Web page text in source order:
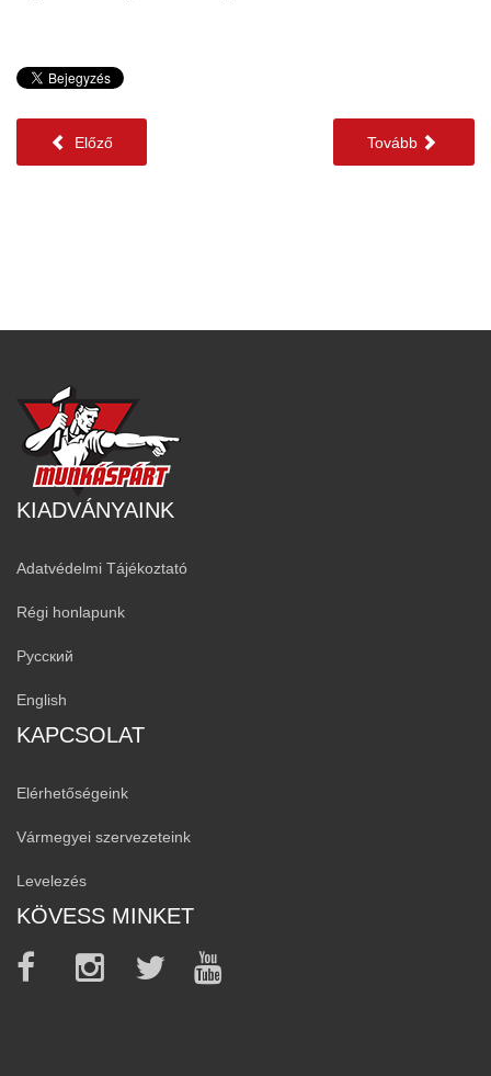
Előző Tovább
KIADVÁNYAINK
Adatvédelmi Tájékoztató
Régi honlapunk
Русский
English
KAPCSOLAT
Elérhetőségeink
Vármegyei szervezeteink
Levelezés
KÖVESS MINKET